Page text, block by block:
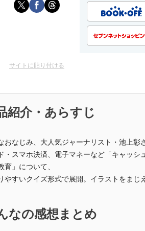
サイトに貼り付ける
紹介・あらすじ
おなじみ、大人気ジャーナリスト・池上彰
・スマホ決済、電子マネーなど「キャッ
育」について、
やすいクイズ形式で展開。イラストをまじ
なの感想まとめ